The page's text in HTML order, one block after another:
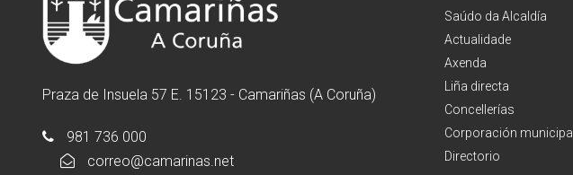
Praza de Insuela 57 E. 15123 - Camariñas (A Coruña)
981 736 000
correo@camarinas.net
Saúdo da Alcaldía
Actualidade
Axenda
Liña directa
Concellerías
Corporación municipal
Directorio